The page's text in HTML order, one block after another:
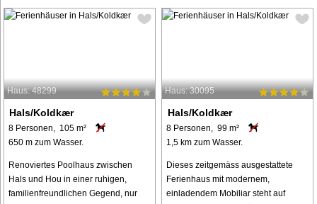
Haus: 48299
Hals/Koldkær
8 Personen, 105 m²
650 m zum Wasser.
Renoviertes Poolhaus zwischen
Hals und Hou in einer ruhigen,
familienfreundlichen Gegend, nur
Haus: 30095
Hals/Koldkær
8 Personen, 99 m²
1,5 km zum Wasser.
Dieses zeitgemäss ausgestattete
Ferienhaus mit modernem,
einladendem Mobiliar steht auf